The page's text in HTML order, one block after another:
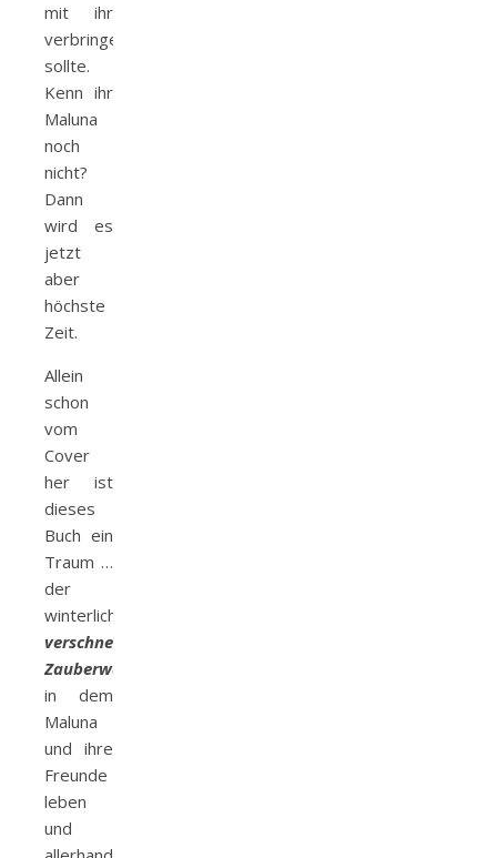
mit ihr
verbringen
sollte.
Kenn ihr
Maluna
noch
nicht?
Dann
wird es
jetzt
aber
höchste
Zeit.
Allein
schon
vom
Cover
her ist
dieses
Buch ein
Traum …
der
winterlich
verschneite
Zauberwald
in dem
Maluna
und ihre
Freunde
leben
und